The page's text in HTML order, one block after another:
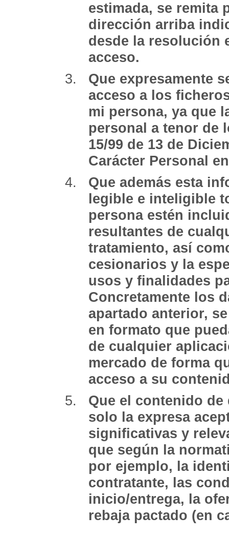
estimada, se remita
dirección arriba
desde la resolución
acceso.
Que expresamente
acceso a los
mi persona, ya que
personal a tenor de
15/99 de 13 de
Carácter Personal
Que además esta
legible e inteligible
persona estén
resultantes de
tratamiento, así
cesionarios y la
usos y finalidades
Concretamente los
apartado anterior,
en formato que
de cualquier
mercado de forma
acceso a su
Que el contenido
solo la expresa
significativas y
que según la
por ejemplo, la
contratante, las
inicio/entrega, la
rebaja pactado (en